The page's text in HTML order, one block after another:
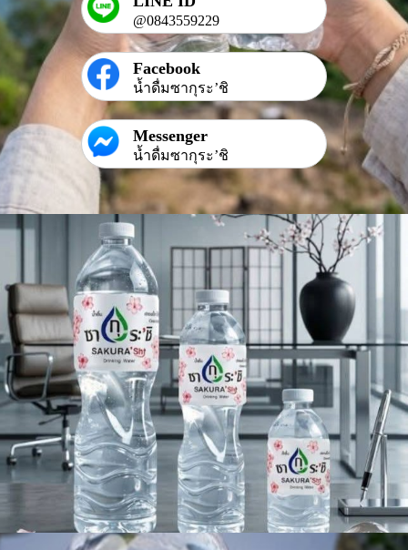
@0843559229
Facebook
น้ำดื่มซากุระ’ชิ
Messenger
น้ำดื่มซากุระ’ชิ